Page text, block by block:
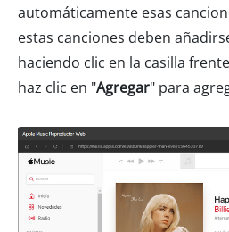
automáticamente esas
estas canciones deben
haciendo clic en la casilla
haz clic en "Agregar" para